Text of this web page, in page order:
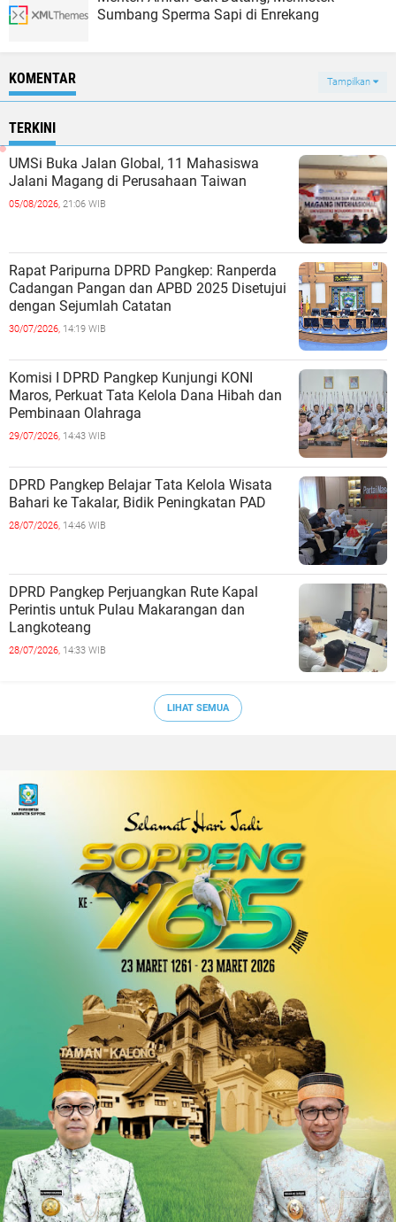
Sumbang Sperma Sapi di Enrekang
KOMENTAR Tampilkan
TERKINI
UMSi Buka Jalan Global, 11 Mahasiswa
Jalani Magang di Perusahaan Taiwan
05/08/2026, 21:06 WIB
Rapat Paripurna DPRD Pangkep: Ranperda
Cadangan Pangan dan APBD 2025 Disetujui
dengan Sejumlah Catatan
30/07/2026, 14:19 WIB
Komisi I DPRD Pangkep Kunjungi KONI
Maros, Perkuat Tata Kelola Dana Hibah dan
Pembinaan Olahraga
29/07/2026, 14:43 WIB
DPRD Pangkep Belajar Tata Kelola Wisata
Bahari ke Takalar, Bidik Peningkatan PAD
28/07/2026, 14:46 WIB
DPRD Pangkep Perjuangkan Rute Kapal
Perintis untuk Pulau Makarangan dan
Langkoteang
28/07/2026, 14:33 WIB
LIHAT SEMUA